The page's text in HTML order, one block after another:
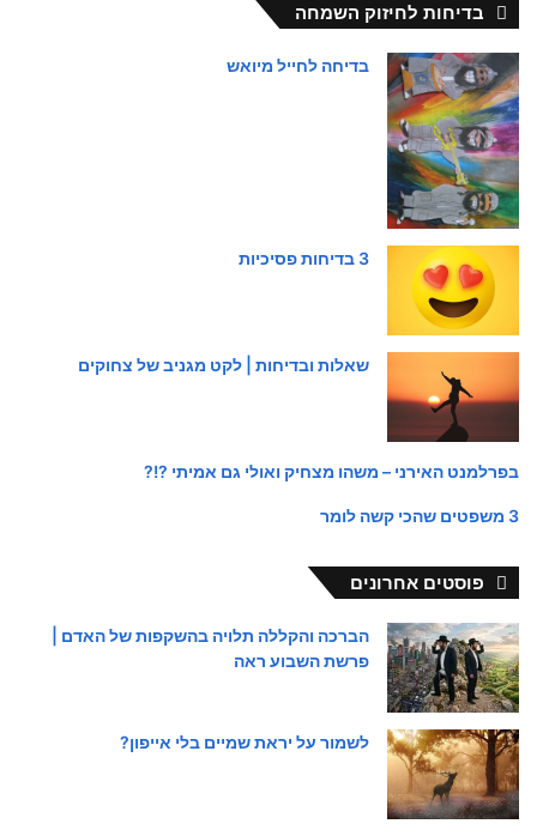
בדיחות לחיזוק השמחה
בדיחה לחייל מיואש
3 בדיחות פסיכיות
שאלות ובדיחות | לקט מגניב של צחוקים
בפרלמנט האירני – משהו מצחיק ואולי גם אמיתי ?!?
3 משפטים שהכי קשה לומר
פוסטים אחרונים
הברכה והקללה תלויה בהשקפות של האדם |
פרשת השבוע ראה
לשמור על יראת שמיים בלי אייפון?